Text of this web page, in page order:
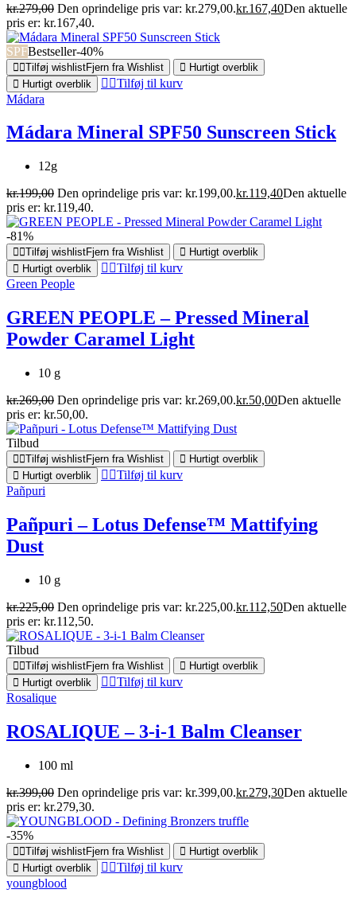
kr.279,00 Den oprindelige pris var: kr.279,00.kr.167,40Den aktuelle
pris er: kr.167,40.
SPFBestseller-40%
Tilføj wishlistFjern fra Wishlist
Hurtigt overblik
Hurtigt overblik
Tilføj til kurv
Mádara
Mádara Mineral SPF50 Sunscreen Stick
12g
kr.199,00 Den oprindelige pris var: kr.199,00.kr.119,40Den aktuelle
pris er: kr.119,40.
-81%
Tilføj wishlistFjern fra Wishlist
Hurtigt overblik
Hurtigt overblik
Tilføj til kurv
Green People
GREEN PEOPLE – Pressed Mineral
Powder Caramel Light
10 g
kr.269,00 Den oprindelige pris var: kr.269,00.kr.50,00Den aktuelle
pris er: kr.50,00.
Tilbud
Tilføj wishlistFjern fra Wishlist
Hurtigt overblik
Hurtigt overblik
Tilføj til kurv
Pañpuri
Pañpuri – Lotus Defense™ Mattifying
Dust
10 g
kr.225,00 Den oprindelige pris var: kr.225,00.kr.112,50Den aktuelle
pris er: kr.112,50.
Tilbud
Tilføj wishlistFjern fra Wishlist
Hurtigt overblik
Hurtigt overblik
Tilføj til kurv
Rosalique
ROSALIQUE – 3-i-1 Balm Cleanser
100 ml
kr.399,00 Den oprindelige pris var: kr.399,00.kr.279,30Den aktuelle
pris er: kr.279,30.
-35%
Tilføj wishlistFjern fra Wishlist
Hurtigt overblik
Hurtigt overblik
Tilføj til kurv
youngblood